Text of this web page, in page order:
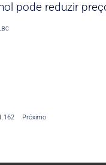
pode reduzir
Próximo